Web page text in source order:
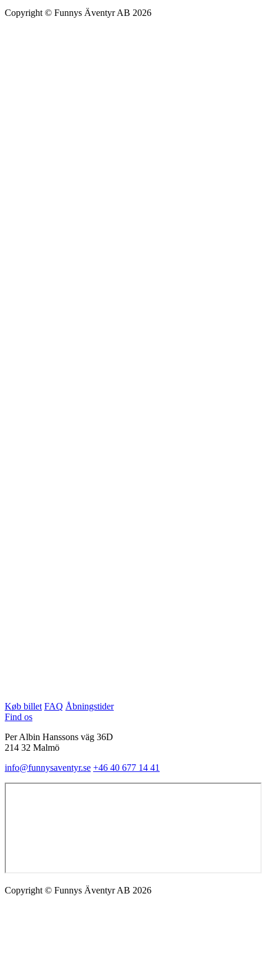
Copyright © Funnys Äventyr AB 2026
Køb billet FAQ Åbningstider
Find os
Per Albin Hanssons väg 36D
214 32 Malmö
info@funnysaventyr.se +46 40 677 14 41
Copyright © Funnys Äventyr AB 2026